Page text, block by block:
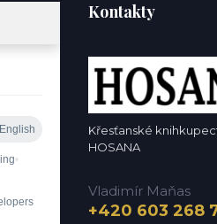
Kontakty
Křesťanské
HOSANA
Vladimír Maňas
+420 603 268